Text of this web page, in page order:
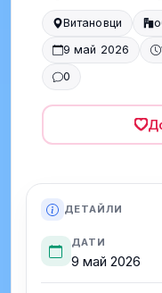
Витановци
9 май 2026
0
ДЕТАЙЛИ
ДАТИ
9 май 2026